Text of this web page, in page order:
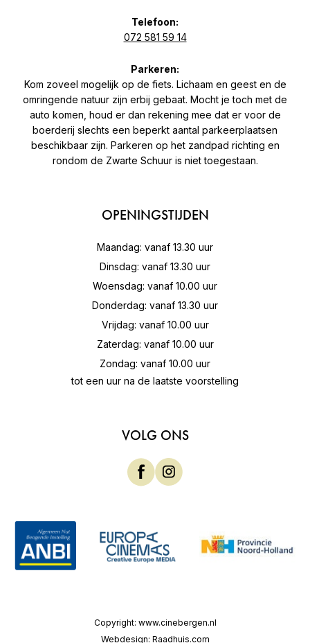
Telefoon:
072 581 59 14
Parkeren:
Kom zoveel mogelijk op de fiets. Lichaam en geest en de
omringende natuur zijn erbij gebaat. Mocht je toch met de
auto komen, houd er dan rekening mee dat er voor de
boerderij slechts een beperkt aantal parkeerplaatsen
beschikbaar zijn. Parkeren op het zandpad richting en
rondom de Zwarte Schuur is niet toegestaan.
OPENINGSTIJDEN
Maandag: vanaf 13.30 uur
Dinsdag: vanaf 13.30 uur
Woensdag: vanaf 10.00 uur
Donderdag: vanaf 13.30 uur
Vrijdag: vanaf 10.00 uur
Zaterdag: vanaf 10.00 uur
Zondag: vanaf 10.00 uur
tot een uur na de laatste voorstelling
VOLG ONS
Copyright: www.cinebergen.nl
Webdesign: Raadhuis.com